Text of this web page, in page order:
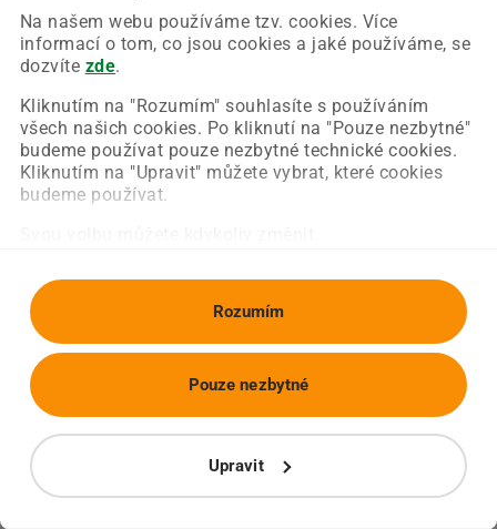
Na našem webu používáme tzv. cookies. Více
informací o tom, co jsou cookies a jaké používáme, se
dozvíte zde.
Kliknutím na "Rozumím" souhlasíte s používáním
všech našich cookies. Po kliknutí na "Pouze nezbytné"
budeme používat pouze nezbytné technické cookies.
Kliknutím na "Upravit" můžete vybrat, které cookies
budeme používat.
Rozumím
Upravit
Pouze nezbytné
Chyba nastala na naší straně a už ji opravujeme.
Zkuste prosím znovu načíst požadovanou stránku.
Obnovit stránku Úvodní strana